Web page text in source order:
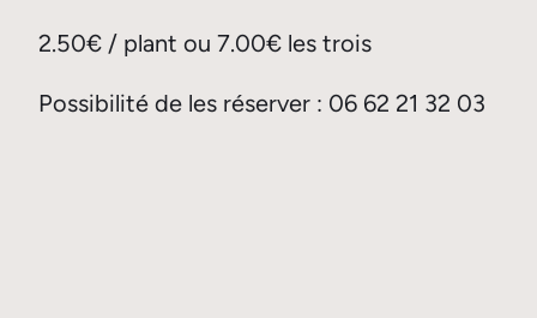
2.50€ / plant ou 7.00€ les trois
Possibilité de les réserver : 06 62 21 32 03